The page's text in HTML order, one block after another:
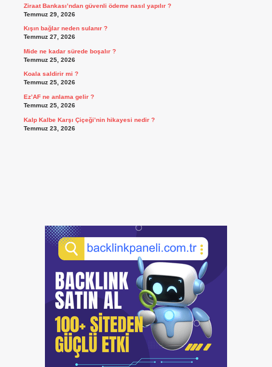
Ziraat Bankası’ndan güvenli ödeme nasıl yapılır ?
Temmuz 29, 2026
Kışın bağlar neden sulanır ?
Temmuz 27, 2026
Mide ne kadar sürede boşalır ?
Temmuz 25, 2026
Koala saldirir mi ?
Temmuz 25, 2026
Ez’AF ne anlama gelir ?
Temmuz 25, 2026
Kalp Kalbe Karşı Çiçeği’nin hikayesi nedir ?
Temmuz 23, 2026